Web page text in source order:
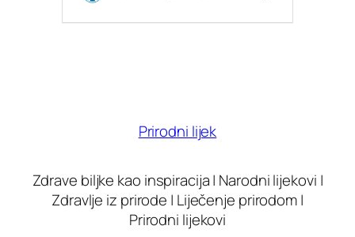
Prirodni lijek
Zdrave biljke kao inspiracija | Narodni lijekovi |
Zdravlje iz prirode | Liječenje prirodom |
Prirodni lijekovi